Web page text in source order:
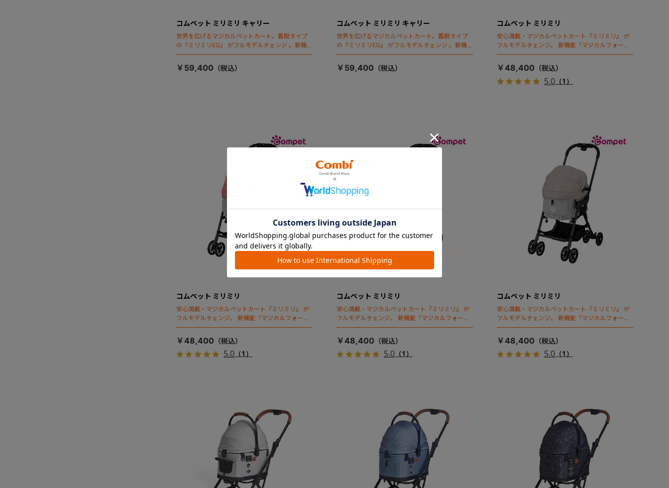
コムペット ミリミリ キャリー
世界を広げるマジカルペットカート。着脱タイプ
の『ミリミリEG』 がフルモデルチェンジ 。新機能
「マジカルフォールディング」搭載
￥59,400
コムペット ミリミリ キャリー
世界を広げるマジカルペットカート。着脱タイプ
の『ミリミリEG』 がフルモデルチェンジ 。新機能
「マジカルフォールディング」搭載
￥59,400
コムペット ミリミリ
安心満載・マジカルペットカート『ミリミリ』 が
フルモデルチェンジ。 新機能「マジカルフォール
ディング」搭載
￥48,400
5.0（1）
コムペット ミリミリ
安心満載・マジカルペットカート『ミリミリ』 が
フルモデルチェンジ。 新機能「マジカルフォール
ディング」搭載
￥48,400
5.0 （1）
コムペット ミリミリ
安心満載・マジカルペットカート『ミリミリ』 が
フルモデルチェンジ。 新機能「マジカルフォール
ディング」搭載
￥48,400
5.0（1）
コムペット ミリミリ
安心満載・マジカルペットカート『ミリミリ』 が
フルモデルチェンジ。 新機能「マジカルフォール
ディング」搭載
￥48,400
5.0（1）